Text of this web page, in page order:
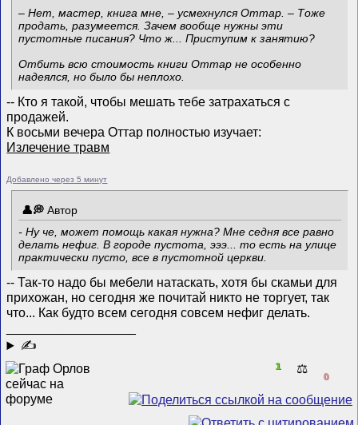
– Нет, мастер, книга мне, – усмехнулся Оттар. – Тоже
продать, разумеется. Зачем вообще нужны эти
пустотные писания? Что ж... Приступим к занятию?
Отбить всю стоимость книги Оттар не особенно
надеялся, но было бы неплохо.
-- Кто я такой, чтобы мешать тебе затрахаться с
продажей.
К восьми вечера Оттар полностью изучает:
Излечение травм
Добавлено через 5 минут
Автор
- Ну че, может помощь какая нужна? Мне седня все равно
делать нефиг. В городе пустота, эээ... то есть на улице
практически пусто, все в пустотной церкви.
-- Так-то надо бы мебели натаскать, хотя бы скамьи для
прихожан, но сегодня же почитай никто не торгует, так
что... Как будто всем сегодня совсем нефиг делать.
✍
1 ⚖️
0